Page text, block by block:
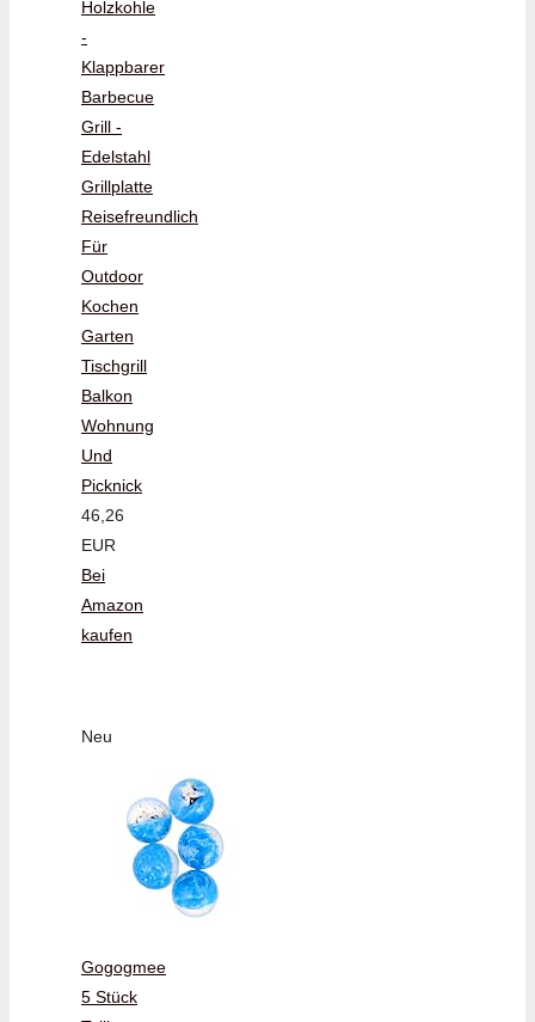
Holzkohle
-
Klappbarer
Barbecue
Grill -
Edelstahl
Grillplatte
Reisefreundlich
Für
Outdoor
Kochen
Garten
Tischgrill
Balkon
Wohnung
Und
Picknick
46,26
EUR
Bei
Amazon
kaufen
Neu
Gogogmee
5 Stück